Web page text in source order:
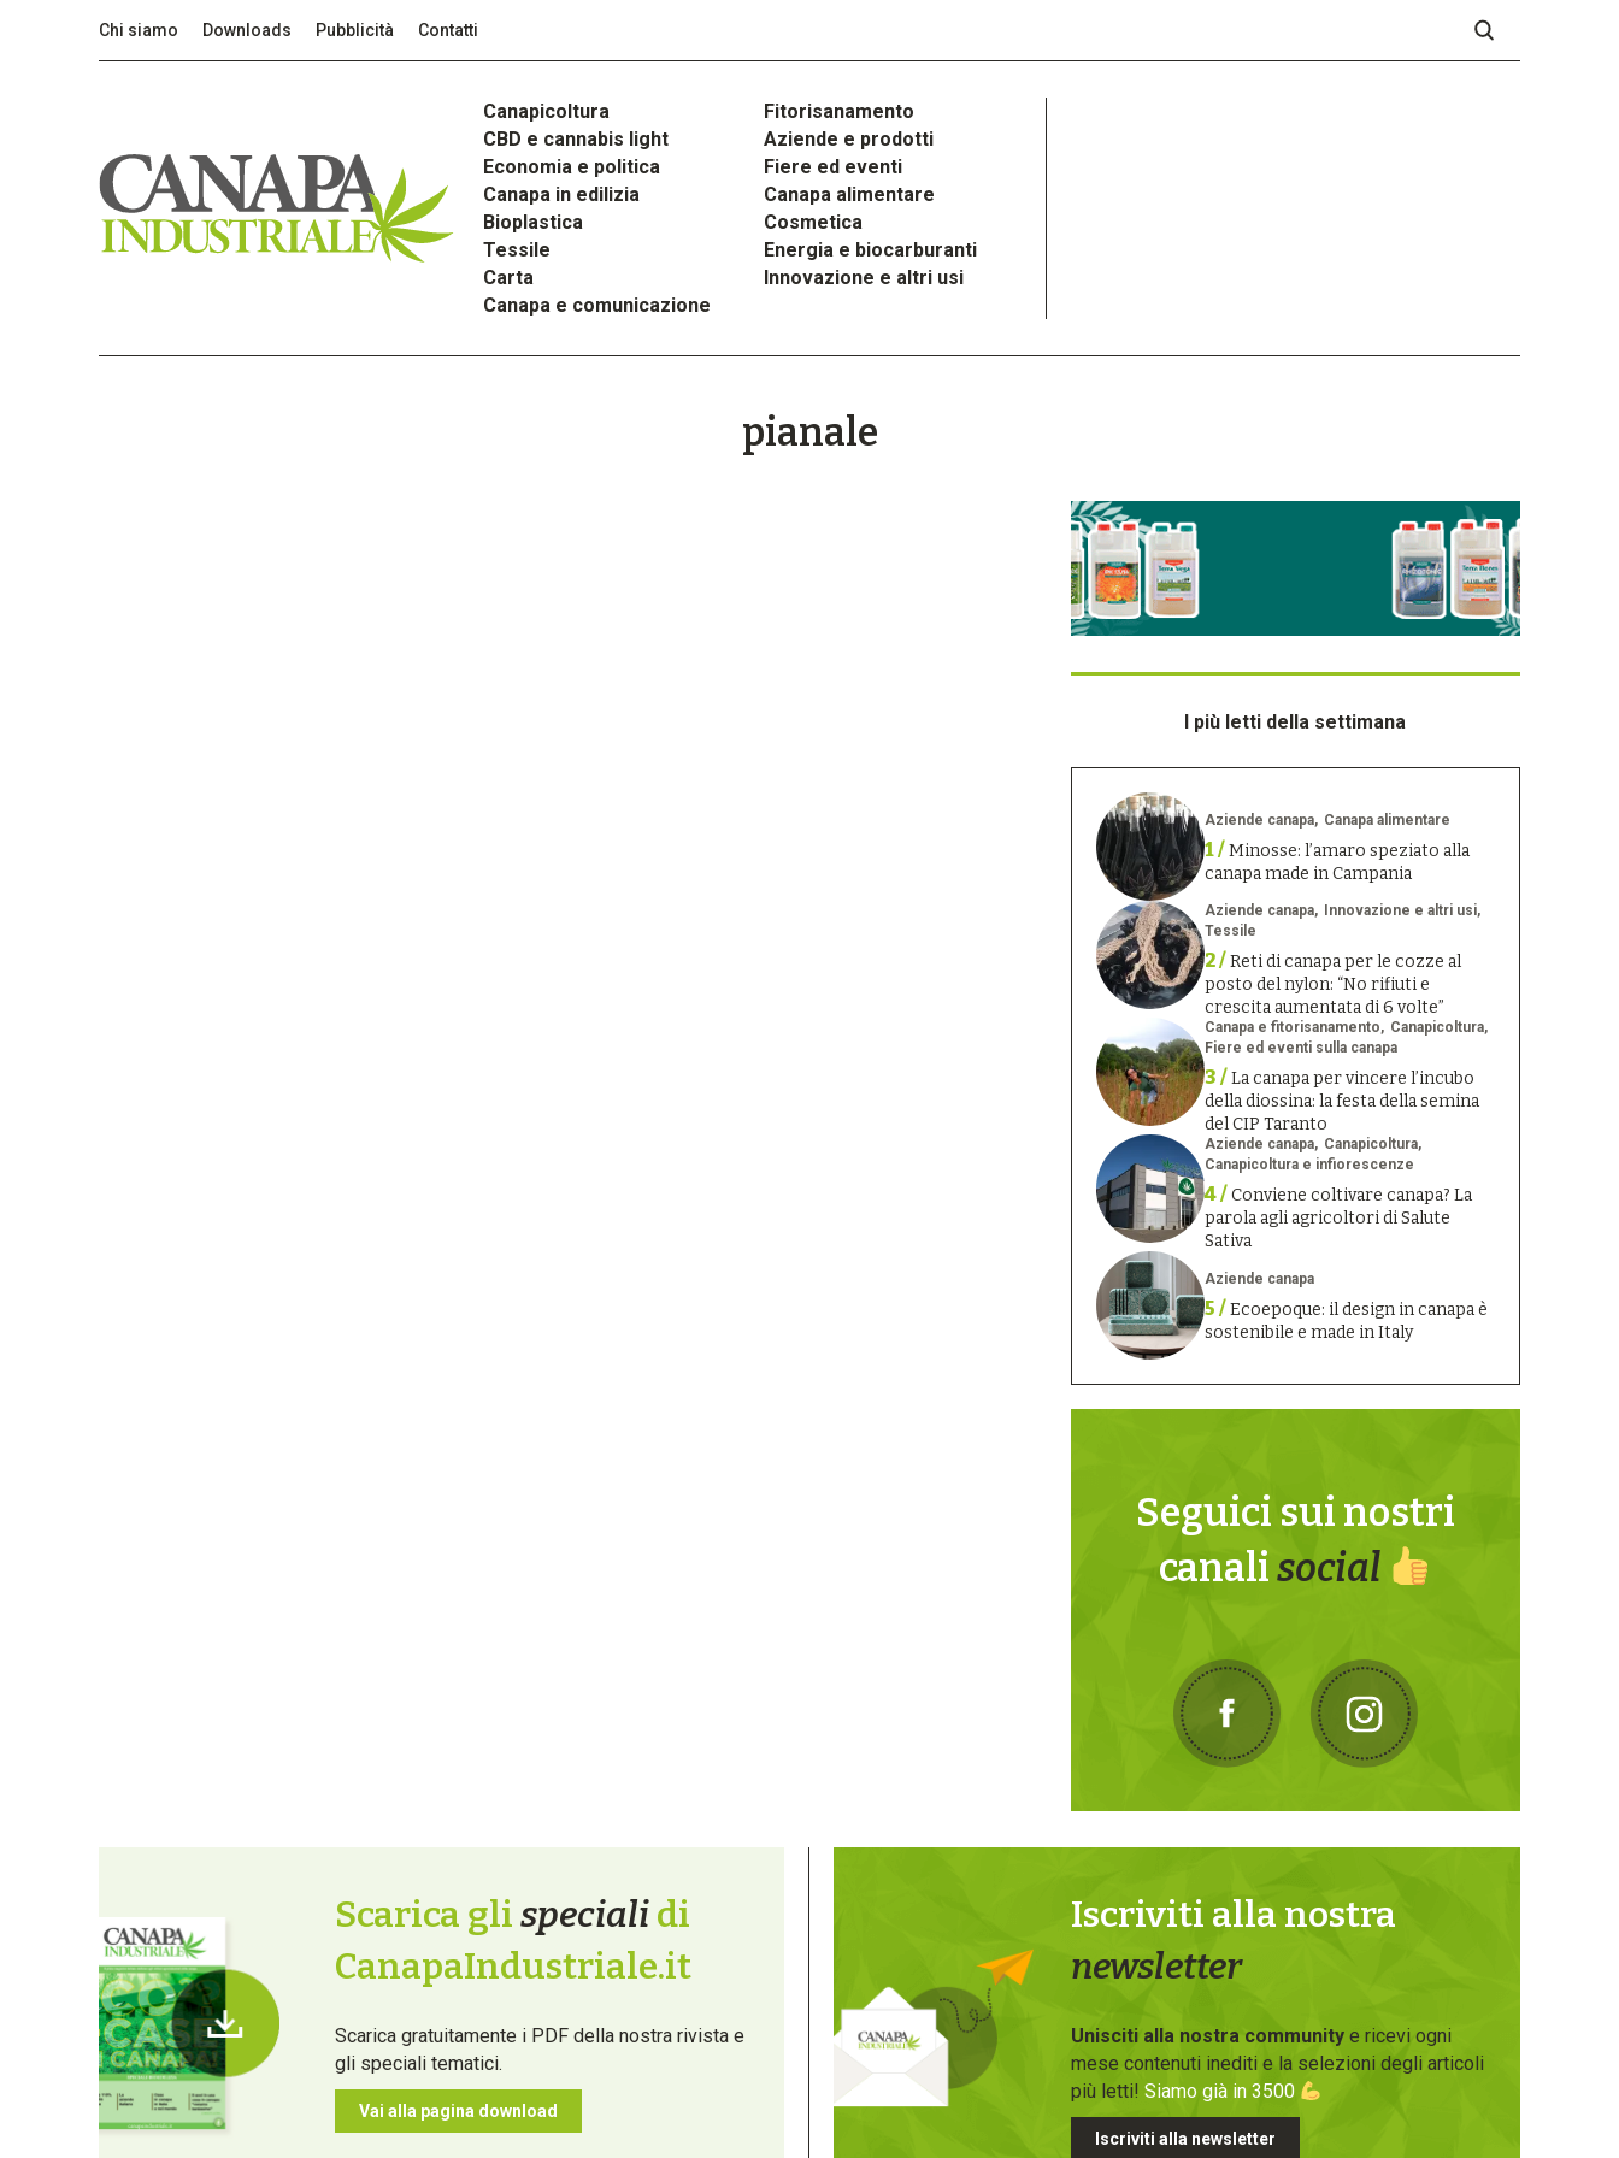
Chi siamo Downloads Pubblicità Contatti
Canapicoltura
Fitorisanamento
CBD e cannabis light
Aziende e prodotti
Economia e politica
Fiere ed eventi
Canapa in edilizia
Canapa alimentare
Bioplastica
Cosmetica
Tessile
Energia e biocarburanti
Carta
Innovazione e altri usi
Canapa e comunicazione
pianale
I più letti della settimana
Aziende canapa Canapa alimentare
1 /Minosse: l’amaro speziato alla
canapa made in Campania
Aziende canapa
Innovazione e altri usi
Tessile
2 /Reti di canapa per le cozze al
posto del nylon: “No rifiuti e
crescita aumentata di 6 volte”
Canapa e fitorisanamento
Canapicoltura
Fiere ed eventi sulla canapa
3 /La canapa per vincere l’incubo
della diossina: la festa della semina
del CIP Taranto
Aziende canapa
Canapicoltura
Canapicoltura e infiorescenze
4 /Conviene coltivare canapa? La
parola agli agricoltori di Salute
Sativa
Aziende canapa
5 /Ecoepoque: il design in canapa è
sostenibile e made in Italy
Seguici sui nostri
canalisocial
Scarica glispecialidi
CanapaIndustriale.it
Scarica gratuitamente i PDF della nostra rivista e
gli speciali tematici.
Vai alla pagina download
Iscriviti alla nostra
newsletter
Unisciti alla nostra communitye ricevi ogni
mese contenuti inediti e la selezioni degli articoli
più letti! Siamo già in 3500
Iscriviti alla newsletter